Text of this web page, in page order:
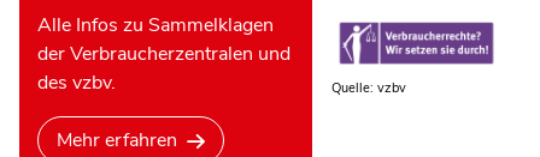
Alle Infos zu Sammelklagen
der Verbraucherzentralen und
des vzbv.
Mehr erfahren
Quelle: vzbv